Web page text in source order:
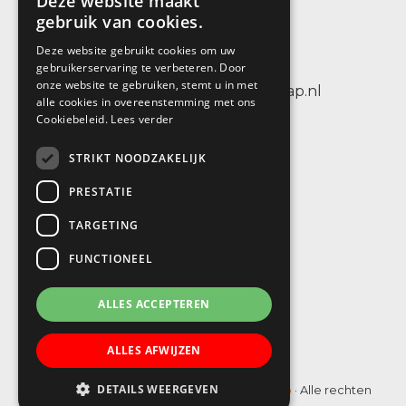
Sint Petersburglaan 25
tel.: +31 (0)30 6884656
e-mail: info@sbodewenteltrap.nl
© Copyright 2019 - 2026SBO De Wenteltrap · Alle rechten
gebruik van cookies.
Deze website gebruikt cookies om uw
gebruikerservaring te verbeteren. Door
onze website te gebruiken, stemt u in met
alle cookies in overeenstemming met ons
Cookiebeleid. Lees verder
STRIKT NOODZAKELIJK
PRESTATIE
TARGETING
FUNCTIONEEL
ALLES ACCEPTEREN
ALLES AFWIJZEN
DETAILS WEERGEVEN